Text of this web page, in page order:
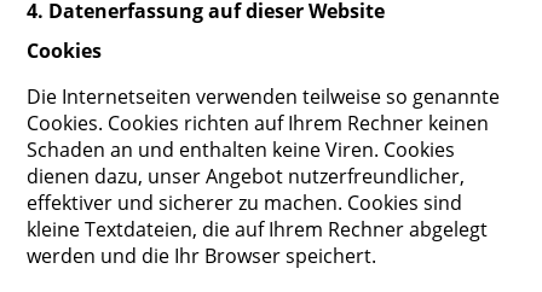
4. Datenerfassung auf dieser Website
Cookies
Die Internetseiten verwenden teilweise so genannte
Cookies. Cookies richten auf Ihrem Rechner keinen
Schaden an und enthalten keine Viren. Cookies
dienen dazu, unser Angebot nutzerfreundlicher,
effektiver und sicherer zu machen. Cookies sind
kleine Textdateien, die auf Ihrem Rechner abgelegt
werden und die Ihr Browser speichert.